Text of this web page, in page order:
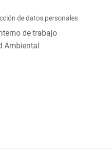
de datos personales
de trabajo
Ambiental